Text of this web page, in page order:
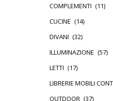
COMPLEMENTI (11)
CUCINE (14)
DIVANI (32)
ILLUMINAZIONE (57)
LETTI (17)
LIBRERIE MOBILI
OUTDOOR (37)